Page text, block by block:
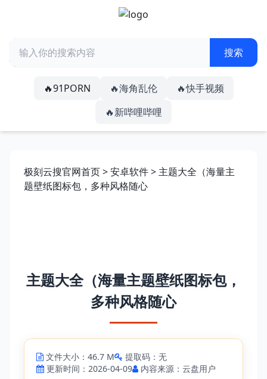
🔥91PORN 🔥海角乱伦
🔥快手视频
🔥新哔哩哔哩
极刻云搜官网首页>安卓软件> 主题大全（海量主
题壁纸图标包，多种风格随心
主题大全（海量主题壁纸图标包，
多种风格随心
文件大小：46.7 M
提取码：无
更新时间：2026-04-09
内容来源：云盘用户